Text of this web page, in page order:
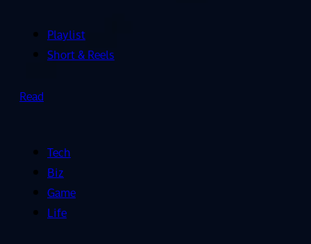
Playlist
Short & Reels
Read
Tech
Biz
Game
Life